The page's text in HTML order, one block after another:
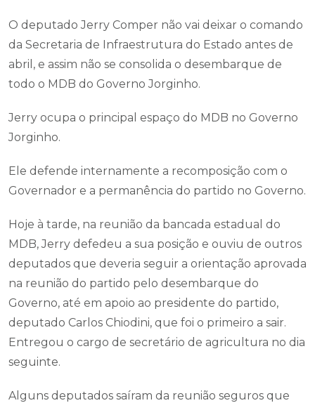
O deputado Jerry Comper não vai deixar o comando
da Secretaria de Infraestrutura do Estado antes de
abril, e assim não se consolida o desembarque de
todo o MDB do Governo Jorginho.
Jerry ocupa o principal espaço do MDB no Governo
Jorginho.
Ele defende internamente a recomposição com o
Governador e a permanência do partido no Governo.
Hoje à tarde, na reunião da bancada estadual do
MDB, Jerry defedeu a sua posição e ouviu de outros
deputados que deveria seguir a orientação aprovada
na reunião do partido pelo desembarque do
Governo, até em apoio ao presidente do partido,
deputado Carlos Chiodini, que foi o primeiro a sair.
Entregou o cargo de secretário de agricultura no dia
seguinte.
Alguns deputados saíram da reunião seguros que